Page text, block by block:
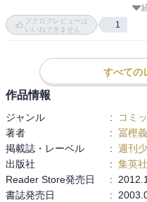
ゴンたちはゲンスルー組との対
レイザー戦がついに決着。めち
まず、レイザーの放つ球をキ
るのに、全員がしっかり能力
そして、その後のレイザーへ
キルアがボロボロの手で支える
ーブでゴンの方向に打ち返すレ
りにヒソカが指の骨が折れなが
「カンペキに勝つ♣︎ だろ？ ゴ
次の巻ではボマー戦が決着かな
らしめてほしい。
ブクログレビューは
いいねできません
1
すべての
作品情報
ジャンル : コミ
著者
: 冨樫
掲載誌・レーベル
: 週刊
出版社
: 集英社
Reader Store発売日
:
書誌発売日
: